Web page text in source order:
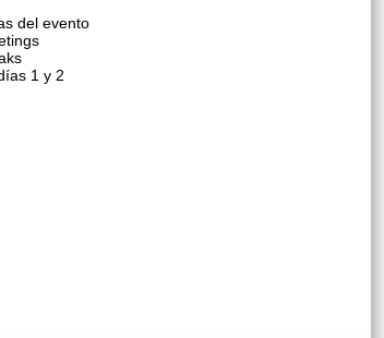
del evento
1 y 2